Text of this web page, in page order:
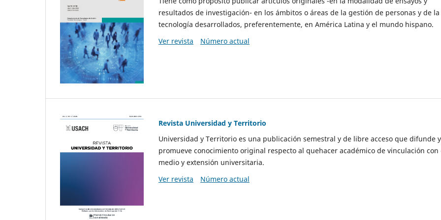
resultados de investigación- en los ámbitos o áreas de la gestión de personas y de la
tecnología desarrollados, preferentemente, en América Latina y el mundo hispano.
Ver revista
Número actual
Revista Universidad y Territorio
Universidad y Territorio es una publicación semestral y de libre acceso que difunde y
promueve conocimiento original respecto al quehacer académico de vinculación con
medio y extensión universitaria.
Ver revista
Número actual